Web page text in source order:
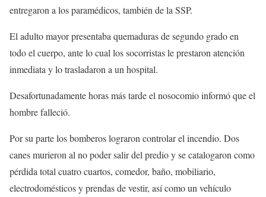
entregaron a los paramédicos, también de la SSP.
El adulto mayor presentaba quemaduras de segundo grado en
todo el cuerpo, ante lo cual los socorristas le prestaron atención
inmediata y lo trasladaron a un hospital.
Desafortunadamente horas más tarde el nosocomio informó que el
hombre falleció.
Por su parte los bomberos lograron controlar el incendio. Dos
canes murieron al no poder salir del predio y se catalogaron como
pérdida total cuatro cuartos, comedor, baño, mobiliario,
electrodomésticos y prendas de vestir, así como un vehículo